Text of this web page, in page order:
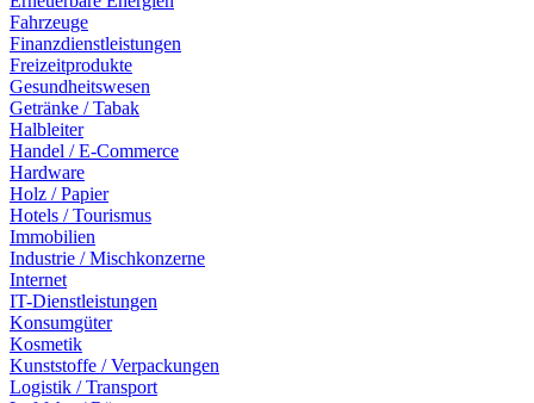
Fahrzeuge
Finanzdienstleistungen
Freizeitprodukte
Gesundheitswesen
Getränke / Tabak
Halbleiter
Handel / E-Commerce
Hardware
Holz / Papier
Hotels / Tourismus
Immobilien
Industrie / Mischkonzerne
Internet
IT-Dienstleistungen
Konsumgüter
Kosmetik
Kunststoffe / Verpackungen
Logistik / Transport